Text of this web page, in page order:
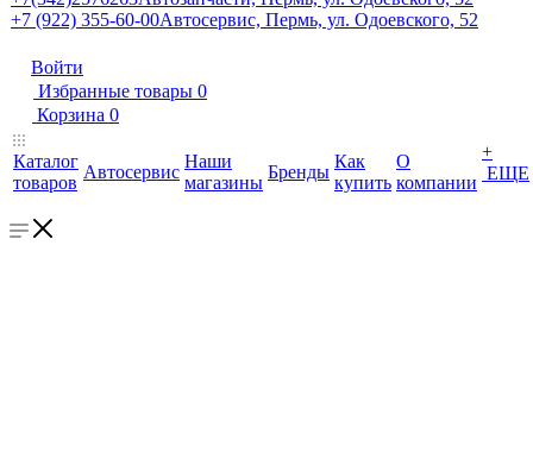
+7 (922) 355-60-00Автосервис, Пермь, ул. Одоевского, 52
Войти
Избранные товары 0
Корзина 0
Каталог
товаров
Автосервис
Наши
магазины
Бренды
Как
купить
О
компании
+
ЕЩЕ